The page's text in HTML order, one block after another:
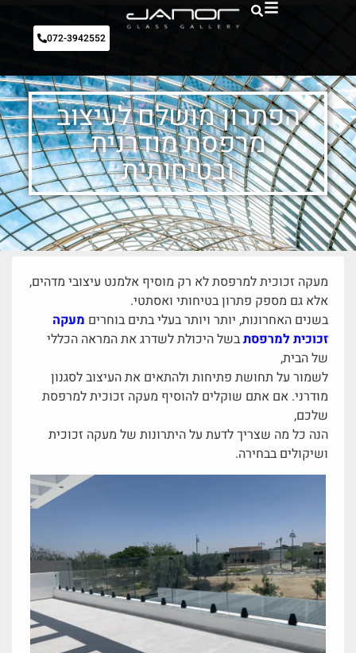
072-3942552
הפתרון מושלם לעיצוב
מרפסת מודרנית
ובטיחותית
מעקה זכוכית למרפסת לא רק מוסיף אלמנט עיצובי מדהים,
אלא גם מספק פתרון בטיחותי ואסתטי.
בשנים האחרונות, יותר ויותר בעלי בתים בוחרים מעקה
זכוכית למרפסתבשל היכולת לשדרג את המראה הכללי
של הבית,
לשמור על תחושת פתיחות ולהתאים את העיצוב לסגנון
מודרני. אם אתם שוקלים להוסיף מעקה זכוכית למרפסת
שלכם,
הנה כל מה שצריך לדעת על היתרונות של מעקה זכוכית
ושיקולים בבחירה.